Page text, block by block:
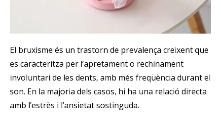
El bruxisme és un trastorn de prevalença creixent que
es caracteritza per l’apretament o rechinament
involuntari de les dents, amb més freqüència durant el
son. En la majoria dels casos, hi ha una relació directa
amb l’estrès i l’ansietat sostinguda.